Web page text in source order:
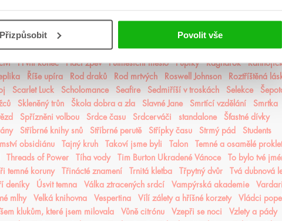
Přizpůsobit Povolit vše
tajemný odkaz Pasažérka Percy Jackson Pěškopisy Phobos
Píseň zimy
Pomsta & rozbřesk Poslední Finestra
Poslední hodina
Příběh magie Příběhy z nového světa Princezna popela
Princové hříchů
První konec Ptačí zpěv Půlměsíční město Pupíky Ragnarök
Říše upíra Rod draků Rod mrtvých Roswell Johnson
Roztříštěná
Scarlet Luck Scholomance Seafire Sedmiříší v troskách Selekce
Skleněný trůn Škola dobra a zla Slavné Jane Smrtící vzdělání
Smrtka
Spřízněni volbou Srdce času Srdcerváči standalone
Šťastné dívky
Stříbrné knihy snů Stříbrné perutě Střípky času Strmý pád
Students
obsidiánu Tajný kruh Takoví jsme byli Talon
Temné a osamělé
Threads of Power Tíha vody Tim Burton Ukradené Vánoce
To bylo tvé
Tři temné koruny Třinácté znamení Trnitá kletba Třpytný dvůr
Tvá dubnová
deníky Úsvit temna Válka ztracených srdcí Vampýrská akademie
Vardari
mlhy Velká knihovna Vespertina Vílí zálety a hříšné korzety
Vládci
klukům, které jsem milovala Vůně citrónu Vzepři se noci
Vzlety a pády